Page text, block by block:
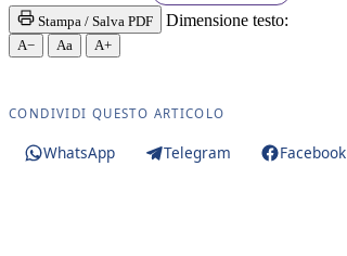
Stampa / Salva PDF
Dimensione testo:
A− Aa A+
CONDIVIDI QUESTO ARTICOLO
WhatsApp Telegram Facebook